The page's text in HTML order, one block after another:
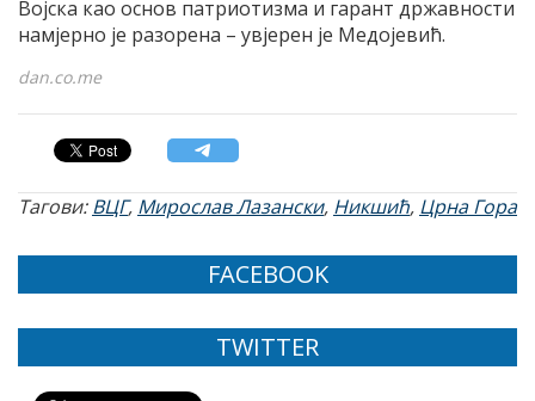
Војска као основ патриотизма и гарант државности
намјерно је разорена – увјерен је Медојевић.
dan.co.me
Тагови:ВЦГ, Мирослав Лазански, Никшић, Црна Гора
FACEBOOK
TWITTER